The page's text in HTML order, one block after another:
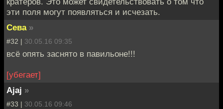
эти поля могут появляться и исчезать.
Сева »
#32 | 30.05.16 09:35
всё опять заснято в павильоне!!!
[убегает]
Ajaj »
#33 | 30.05.16 09:46